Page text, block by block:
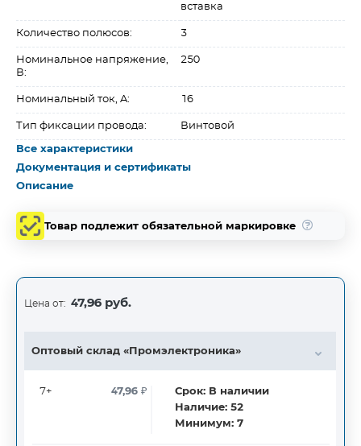
вставка
Количество полюсов: 3
Номинальное напряжение,
В:
250
Номинальный ток, A: 16
Тип фиксации провода: Винтовой
Все характеристики
Документация и сертификаты
Описание
Товар подлежит обязательной маркировке
Цена от: 47,96 руб.
Оптовый склад «Промэлектроника»
7+ 47,96₽ Срок: В наличии
Наличие:52
Минимум:7